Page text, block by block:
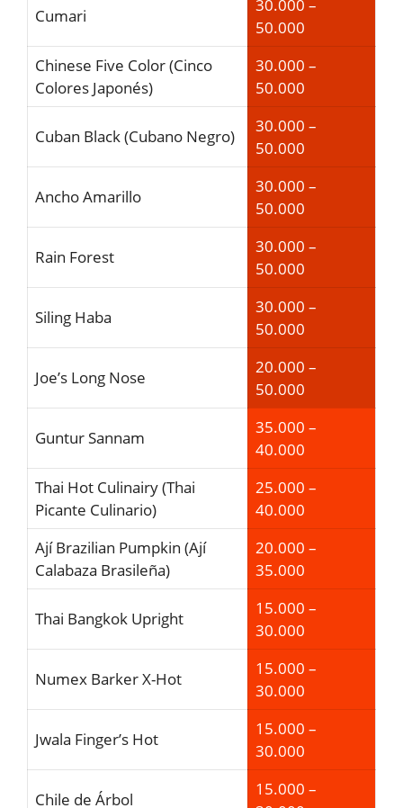
Cumari
30.000 –
50.000
Chinese Five Color (Cinco
Colores Japonés)
30.000 –
50.000
Cuban Black (Cubano Negro)
30.000 –
50.000
Ancho Amarillo
30.000 –
50.000
Rain Forest
30.000 –
50.000
Siling Haba
30.000 –
50.000
Joe’s Long Nose
20.000 –
50.000
Guntur Sannam
35.000 –
40.000
Thai Hot Culinairy (Thai
Picante Culinario)
25.000 –
40.000
Ají Brazilian Pumpkin (Ají
Calabaza Brasileña)
20.000 –
35.000
Thai Bangkok Upright
15.000 –
30.000
Numex Barker X-Hot
15.000 –
30.000
Jwala Finger’s Hot
15.000 –
30.000
Chile de Árbol
15.000 –